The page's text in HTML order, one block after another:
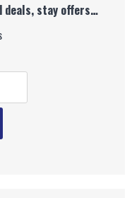
deals, stay offers…